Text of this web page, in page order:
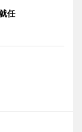
任